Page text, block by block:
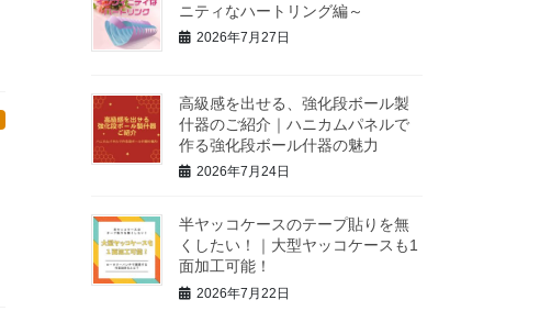
ニティなハートリング編～
2026年7月27日
高級感を出せる、強化段ボール製
什器のご紹介｜ハニカムパネルで
作る強化段ボール什器の魅力
2026年7月24日
半ヤッコケースのテープ貼りを無
くしたい！｜大型ヤッコケースも1
面加工可能！
2026年7月22日